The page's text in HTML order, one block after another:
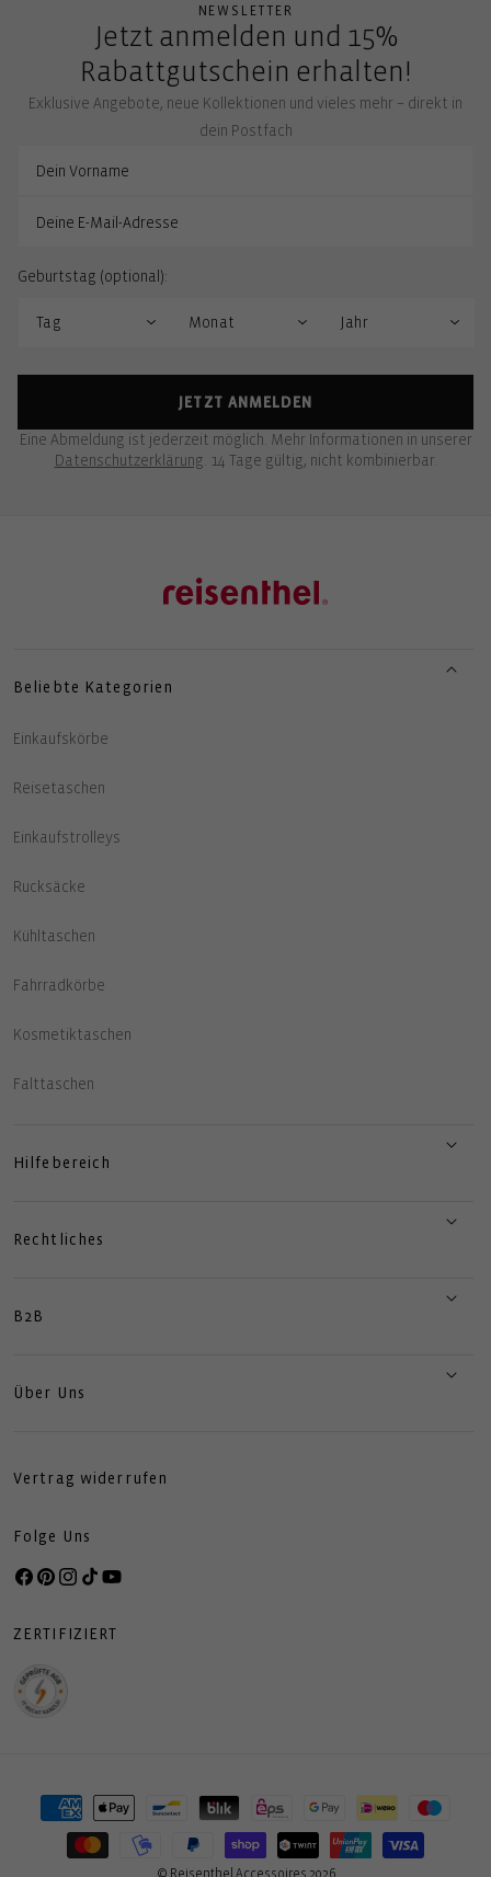
NEWSLETTER
Jetzt anmelden und 15%
Rabattgutschein erhalten!
Exklusive Angebote, neue Kollektionen und vieles mehr – direkt in
dein Postfach
Geburtstag (optional):
JETZT ANMELDEN
Eine Abmeldung ist jederzeit möglich. Mehr Informationen in unserer
Datenschutzerklärung. 14 Tage gültig, nicht kombinierbar.
Beliebte Kategorien
Einkaufskörbe
Reisetaschen
Einkaufstrolleys
Rucksäcke
Kühltaschen
Fahrradkörbe
Kosmetiktaschen
Falttaschen
Hilfebereich
Rechtliches
B2B
Über Uns
Vertrag widerrufen
Folge Uns
Facebook
Pinterest
Instagram
TikTokYouTube
ZERTIFIZIERT
Zahlungsmethoden
© Reisenthel Accessoires 2026